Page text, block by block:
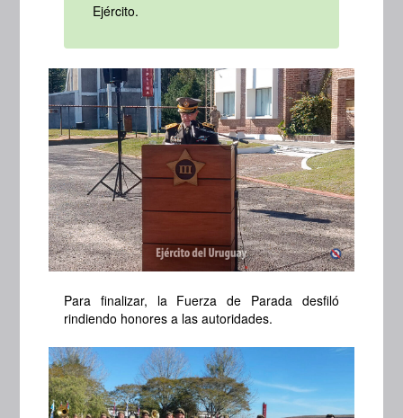
Ejército.
Para finalizar, la Fuerza de Parada desfiló
rindiendo honores a las autoridades.